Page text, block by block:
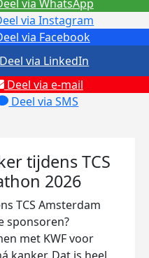
via Facebook
via Instagram
Deel via e-mail
Deel via SMS
Deel via LinkedIn
via WhatsApp
tijdens TCS
2026
TCS Amsterdam
sponsoren?
met KWF voor